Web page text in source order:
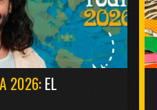
2026:EL